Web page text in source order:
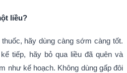
liều?
hãy dùng càng sớm càng tốt.
tiếp, hãy bỏ qua liều đã quên và
như kế hoạch. Không dùng gấp đôi